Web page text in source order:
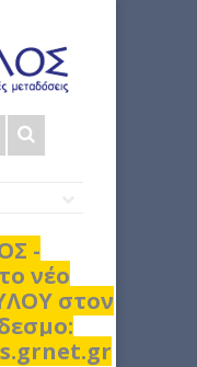
Φόρμα
αναζήτησης
-
νέο
στον